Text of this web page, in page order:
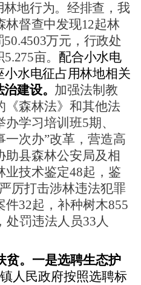
地行为。经排查，我
督查中发现12起林
万元，行政处
亩。 配合小水电
小水电征占用林地相关
建设。 加强法制教
《森林法》和其他法
办学习培训班5期、
一次办”改革，营造高
助县森林公安局及相
业技术鉴定48起，鉴
厉打击涉林违法犯罪
32起，补种树木855
处罚违法人员33人
。 一是选聘生态护
人民政府按照选聘标